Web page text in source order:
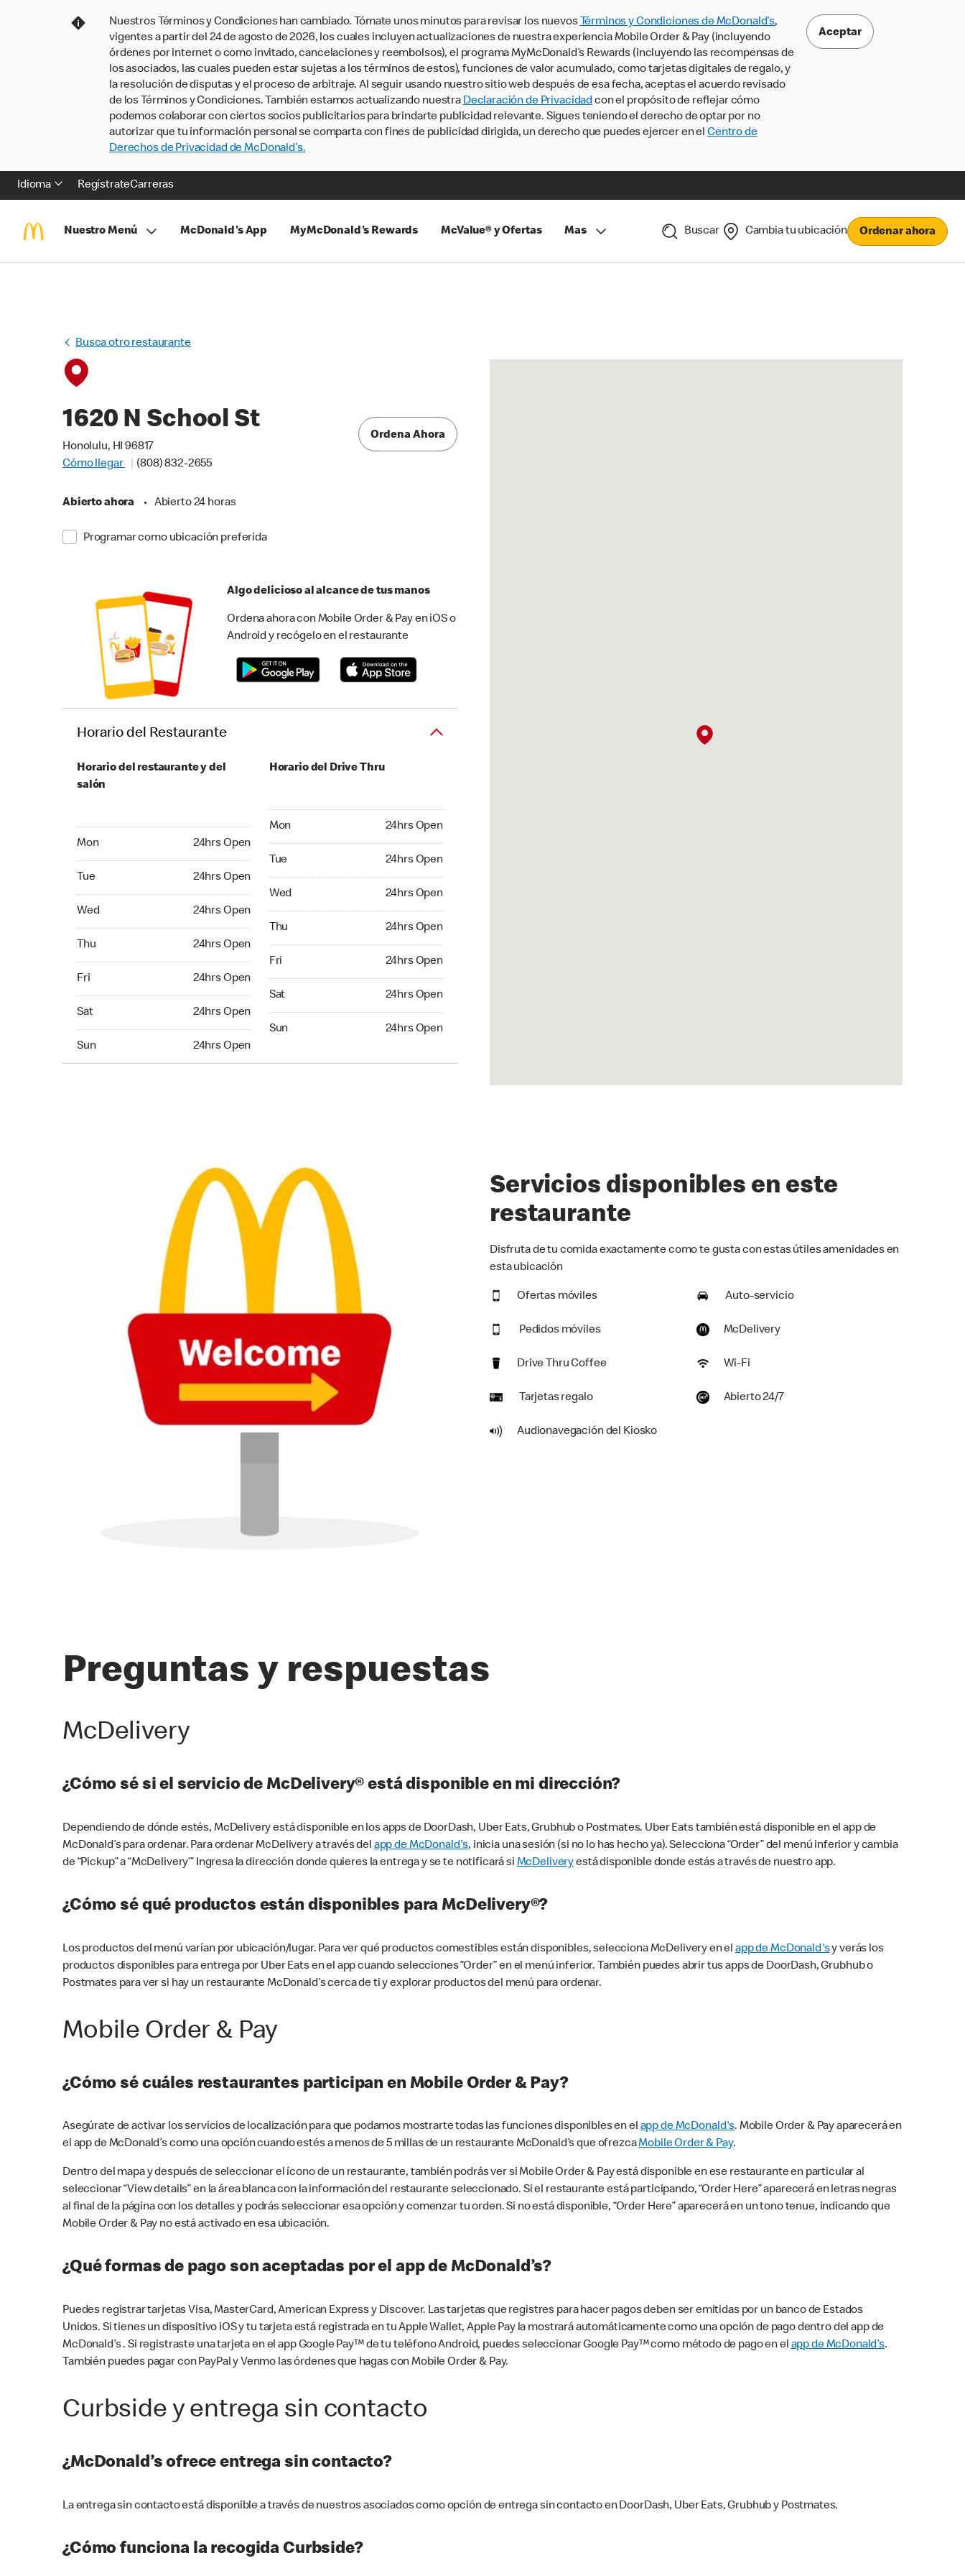
Nuestros Términos y Condiciones han cambiado. Tómate unos minutos para revisar los nuevos Términos y Condiciones de McDonald’s,
vigentes a partir del 24 de agosto de 2026, los cuales incluyen actualizaciones de nuestra experiencia Mobile Order & Pay (incluyendo
órdenes por internet o como invitado, cancelaciones y reembolsos), el programa MyMcDonald’s Rewards (incluyendo las recompensas de
los asociados, las cuales pueden estar sujetas a los términos de estos), funciones de valor acumulado, como tarjetas digitales de regalo, y
la resolución de disputas y el proceso de arbitraje. Al seguir usando nuestro sitio web después de esa fecha, aceptas el acuerdo revisado
de los Términos y Condiciones. También estamos actualizando nuestra Declaración de Privacidadcon el propósito de reflejar cómo
podemos colaborar con ciertos socios publicitarios para brindarte publicidad relevante. Sigues teniendo el derecho de optar por no
autorizar que tu información personal se comparta con fines de publicidad dirigida, un derecho que puedes ejercer en el Centro de
Derechos de Privacidad de McDonald’s.
Aceptar
Idioma RegístrateCarreras
Nuestro Menú McDonald's App MyMcDonald's Rewards McValue® y Ofertas Mas Buscar Cambia tu ubicación Ordenar ahora
Busca otro restaurante
1620 N School St
Honolulu, HI 96817
Cómo llegar
(808) 832-2655
Abierto ahora • Abierto 24 horas
Programar como ubicación preferida
Ordena Ahora
Algo delicioso al alcance de tus manos
Ordena ahora con Mobile Order & Pay en iOS o
Android y recógelo en el restaurante
Horario del Restaurante
Horario del restaurante y del
salón
Mon 24hrs Open
Tue 24hrs Open
Wed 24hrs Open
Thu 24hrs Open
Fri 24hrs Open
Sat 24hrs Open
Sun 24hrs Open
Horario del Drive Thru
Mon 24hrs Open
Tue 24hrs Open
Wed 24hrs Open
Thu 24hrs Open
Fri 24hrs Open
Sat 24hrs Open
Sun 24hrs Open
Servicios disponibles en este
restaurante
Disfruta de tu comida exactamente como te gusta con estas útiles amenidades en
esta ubicación
Ofertas móviles Auto-servicio
Pedidos móviles McDelivery
Drive Thru Coffee Wi-Fi
Tarjetas regalo Abierto 24/7
Audionavegación del Kiosko
Preguntas y respuestas
McDelivery
¿Cómo sé si el servicio de McDelivery® está disponible en mi dirección?
Dependiendo de dónde estés, McDelivery está disponible en los apps de DoorDash, Uber Eats, Grubhub o Postmates. Uber Eats también está disponible en el app de
McDonald’s para ordenar. Para ordenar McDelivery a través del app de McDonald's, inicia una sesión (si no lo has hecho ya). Selecciona “Order” del menú inferior y cambia
de “Pickup” a “McDelivery’” Ingresa la dirección donde quieres la entrega y se te notificará si McDeliveryestá disponible donde estás a través de nuestro app.
¿Cómo sé qué productos están disponibles para McDelivery®?
Los productos del menú varían por ubicación/lugar. Para ver qué productos comestibles están disponibles, selecciona McDelivery en elapp de McDonald'sy verás los
productos disponibles para entrega por Uber Eats en el app cuando selecciones “Order” en el menú inferior. También puedes abrir tus apps de DoorDash, Grubhub o
Postmates para ver si hay un restaurante McDonald’s cerca de ti y explorar productos del menú para ordenar.
Mobile Order & Pay
¿Cómo sé cuáles restaurantes participan en Mobile Order & Pay?
Asegúrate de activar los servicios de localización para que podamos mostrarte todas las funciones disponibles en elapp de McDonald's. Mobile Order & Pay aparecerá en
el app de McDonald’s como una opción cuando estés a menos de 5 millas de un restaurante McDonald’s que ofrezcaMobile Order & Pay.
Dentro del mapa y después de seleccionar el ícono de un restaurante, también podrás ver si Mobile Order & Pay está disponible en ese restaurante en particular al
seleccionar “View details” en la área blanca con la información del restaurante seleccionado. Si el restaurante está participando, “Order Here” aparecerá en letras negras
al final de la página con los detalles y podrás seleccionar esa opción y comenzar tu orden. Si no está disponible, “Order Here” aparecerá en un tono tenue, indicando que
Mobile Order & Pay no está activado en esa ubicación.
¿Qué formas de pago son aceptadas por el app de McDonald’s?
Puedes registrar tarjetas Visa, MasterCard, American Express y Discover. Las tarjetas que registres para hacer pagos deben ser emitidas por un banco de Estados
Unidos. Si tienes un dispositivo iOS y tu tarjeta está registrada en tu Apple Wallet, Apple Pay la mostrará automáticamente como una opción de pago dentro del app de
McDonald’s . Si registraste una tarjeta en el app Google Pay™ de tu teléfono Android, puedes seleccionar Google Pay™ como método de pago en elapp de McDonald’s.
También puedes pagar con PayPal y Venmo las órdenes que hagas con Mobile Order & Pay.
Curbside y entrega sin contacto
¿McDonald’s ofrece entrega sin contacto?
La entrega sin contacto está disponible a través de nuestros asociados como opción de entrega sin contacto en DoorDash, Uber Eats, Grubhub y Postmates.
¿Cómo funciona la recogida Curbside?